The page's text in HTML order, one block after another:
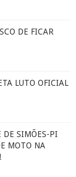
DE FICAR
LUTO OFICIAL
DE SIMÕES-PI
MOTO NA